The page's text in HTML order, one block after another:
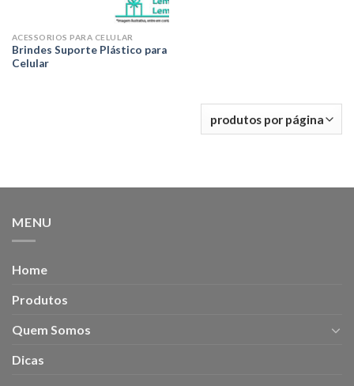
ACESSORIOS PARA CELULAR
Brindes Suporte Plástico para
Celular
MENU
Home
Produtos
Quem Somos
Dicas